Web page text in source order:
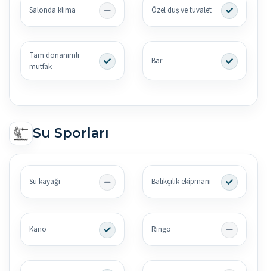
Salonda klima Özel duş ve tuvalet
Tam donanımlı
mutfak
Bar
Su Sporları
Su kayağı Balıkçılık ekipmanı
Kano Ringo